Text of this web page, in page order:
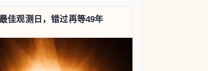
佳观测日，错过再等49年